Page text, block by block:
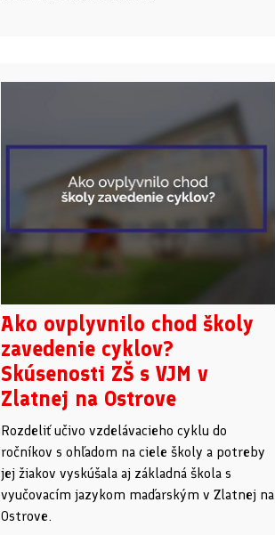
Ako ovplyvnilo chod školy
zavedenie cyklov?
Skúsenosti ZŠ s VJM v
Zlatnej na Ostrove
Rozdeliť učivo vzdelávacieho cyklu do
ročníkov s ohľadom na ciele školy a potreby
jej žiakov vyskúšala aj základná škola s
vyučovacím jazykom maďarským v Zlatnej na
Ostrove.